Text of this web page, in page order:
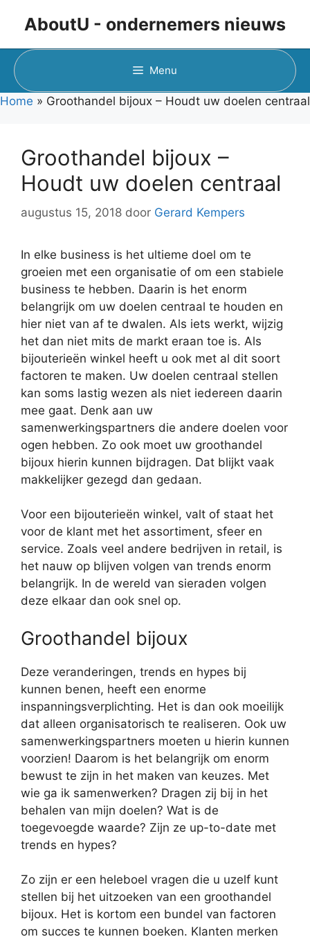
inhoud
AboutU - ondernemers nieuws
Menu
Home » Groothandel bijoux – Houdt uw doelen centraal
Groothandel bijoux –
Houdt uw doelen centraal
augustus 15, 2018 door Gerard Kempers
In elke business is het ultieme doel om te
groeien met een organisatie of om een stabiele
business te hebben. Daarin is het enorm
belangrijk om uw doelen centraal te houden en
hier niet van af te dwalen. Als iets werkt, wijzig
het dan niet mits de markt eraan toe is. Als
bijouterieën winkel heeft u ook met al dit soort
factoren te maken. Uw doelen centraal stellen
kan soms lastig wezen als niet iedereen daarin
mee gaat. Denk aan uw
samenwerkingspartners die andere doelen voor
ogen hebben. Zo ook moet uw groothandel
bijoux hierin kunnen bijdragen. Dat blijkt vaak
makkelijker gezegd dan gedaan.
Voor een bijouterieën winkel, valt of staat het
voor de klant met het assortiment, sfeer en
service. Zoals veel andere bedrijven in retail, is
het nauw op blijven volgen van trends enorm
belangrijk. In de wereld van sieraden volgen
deze elkaar dan ook snel op.
Groothandel bijoux
Deze veranderingen, trends en hypes bij
kunnen benen, heeft een enorme
inspanningsverplichting. Het is dan ook moeilijk
dat alleen organisatorisch te realiseren. Ook uw
samenwerkingspartners moeten u hierin kunnen
voorzien! Daarom is het belangrijk om enorm
bewust te zijn in het maken van keuzes. Met
wie ga ik samenwerken? Dragen zij bij in het
behalen van mijn doelen? Wat is de
toegevoegde waarde? Zijn ze up-to-date met
trends en hypes?
Zo zijn er een heleboel vragen die u uzelf kunt
stellen bij het uitzoeken van een groothandel
bijoux. Het is kortom een bundel van factoren
om succes te kunnen boeken. Klanten merken